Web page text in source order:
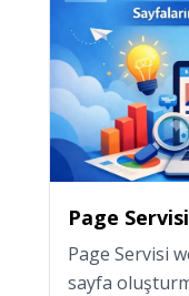
Page Servisi
Page Servisi
sayfa